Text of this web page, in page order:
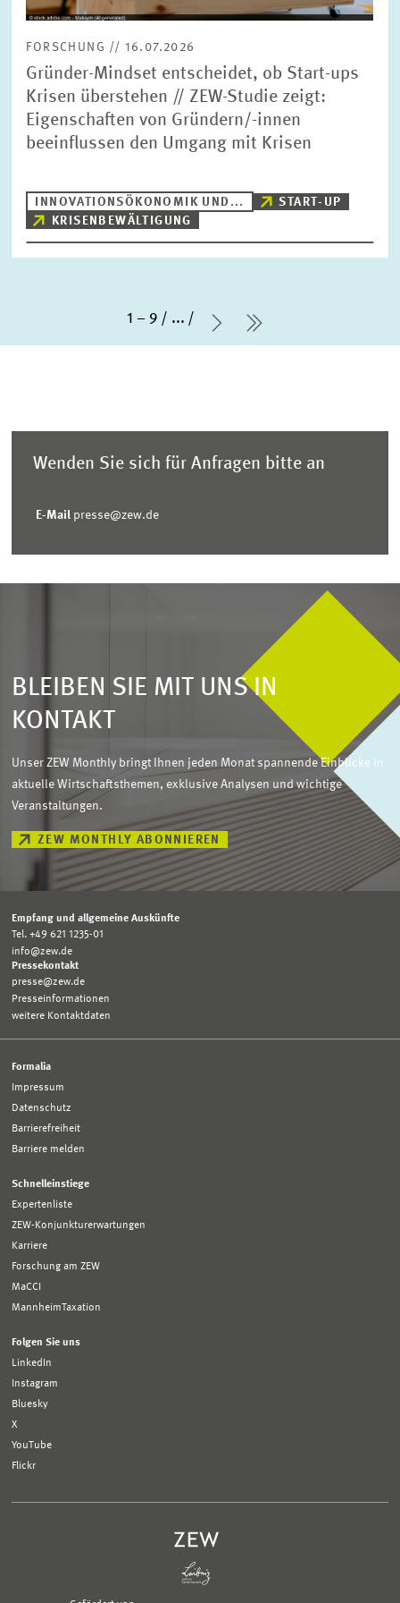
FORSCHUNG // 16.07.2026
Gründer-Mindset entscheidet, ob Start-ups
Krisen überstehen // ZEW-Studie zeigt:
Eigenschaften von Gründern/-innen
beeinflussen den Umgang mit Krisen
INNOVATIONSÖKONOMIK UND...
START-UP
KRISENBEWÄLTIGUNG
1 – 9 ...
Nächste Seite
letzte Seite
Wenden Sie sich für Anfragen bitte an
E-Mail presse@zew.de
BLEIBEN SIE MIT UNS IN
KONTAKT
Unser ZEW Monthly bringt Ihnen jeden Monat spannende Einblicke in
aktuelle Wirtschaftsthemen, exklusive Analysen und wichtige
Veranstaltungen.
ZEW MONTHLY ABONNIEREN
Empfang und allgemeine Auskünfte
Tel. +49 621 1235-01
info@zew.de
Pressekontakt
presse@zew.de
Presseinformationen
weitere Kontaktdaten
Formalia
Impressum
Datenschutz
Barrierefreiheit
Barriere melden
Schnelleinstiege
Expertenliste
ZEW-Konjunkturerwartungen
Karriere
Forschung am ZEW
MaCCI
MannheimTaxation
Folgen Sie uns
LinkedIn
Instagram
Bluesky
X
YouTube
Flickr